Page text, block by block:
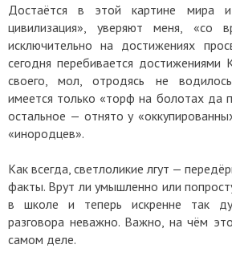
Достаётся в этой картине мира
цивилизация», уверяют меня, «со
исключительно на достижениях
сегодня перебивается
своего, мол, отродясь не
имеется только «торф на болотах да
остальное — отнято у
«инородцев».
Как всегда, светлоликие лгут —
факты. Врут ли умышленно или
в школе и теперь искренне так
разговора неважно. Важно, на чём
самом деле.